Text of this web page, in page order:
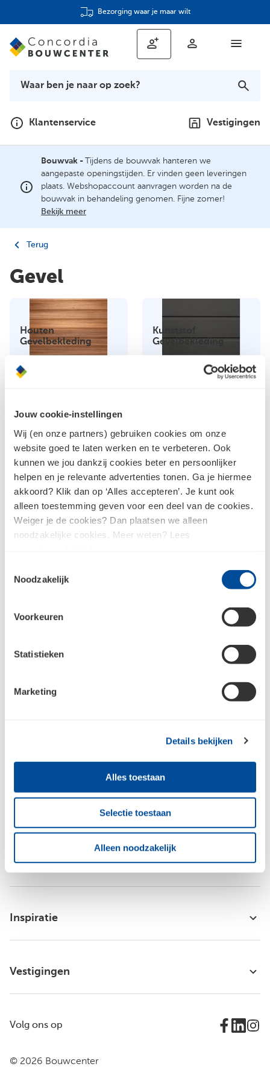
Jouw cookie-instellingen
Wij (en onze partners) gebruiken cookies om onze
website goed te laten werken en te verbeteren. Ook
kunnen we jou dankzij cookies beter en persoonlijker
helpen en je relevante advertenties tonen. Ga je hiermee
akkoord? Klik dan op ‘Alles accepteren’. Je kunt ook
alleen toestemming geven voor een deel van de cookies.
Weiger je de cookies? Dan plaatsen we alleen
noodzakelijke cookies. Meer weten? Lees
Noodzakelijk
Voorkeuren
Statistieken
Marketing
Details bekijken
Alles toestaan
Selectie toestaan
Alleen noodzakelijk
Bezorging waar je maar wilt
Klantenservice Vestigingen
Bouwvak -
Tijdens de bouwvak hanteren we
aangepaste openingstijden. Er vinden geen leveringen
plaats. Webshopaccount aanvragen worden na de
bouwvak in behandeling genomen. Fijne zomer!
Bekijk meer
Terug
Gevel
Houten
Gevelbekleding
Kunststof
Gevelbekleding
Rockpanel Boeidelen
Achterhout
Gevelbekleding
Meld je aan voor de nieuwsbrief en
Jouw e-mailadres
Bouwcenter Concordia
Inspiratie
Vestigingen
© 2026 Bouwcenter
Volg ons op